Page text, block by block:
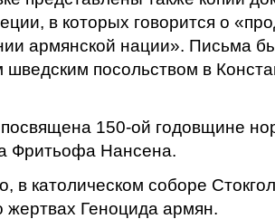
в которых говорится о
армянской нации». Письма
шведским посольством в
150-ой годовщине
Фритьофа Нансена.
в католическом соборе
жертвах Геноцида армян.